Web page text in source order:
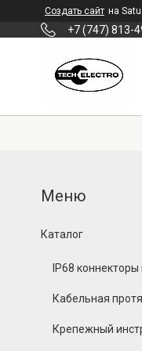
Создать сайт на
+7 (747) 813-
Каталог
IP68
Кабельная
Крепежный